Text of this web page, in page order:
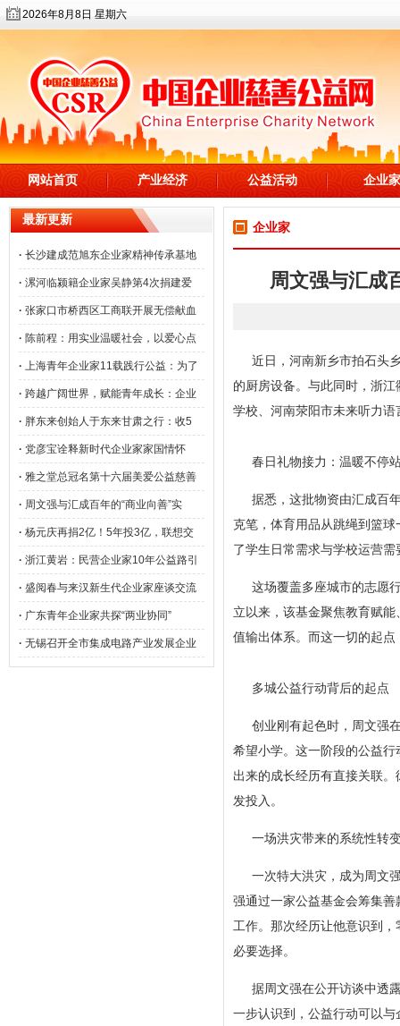
2026年8月8日 星期六
网站首页 产业经济 公益活动 企业家
最新更新
· 长沙建成范旭东企业家精神传承基地
· 漯河临颍籍企业家吴静第4次捐建爱
· 张家口市桥西区工商联开展无偿献血
· 陈前程：用实业温暖社会，以爱心点
· 上海青年企业家11载践行公益：为了
· 跨越广阔世界，赋能青年成长：企业
· 胖东来创始人于东来甘肃之行：收5
· 党彦宝诠释新时代企业家家国情怀
· 雅之堂总冠名第十六届美爱公益慈善
· 周文强与汇成百年的“商业向善”实
· 杨元庆再捐2亿！5年投3亿，联想交
· 浙江黄岩：民营企业家10年公益路引
· 盛阅春与来汉新生代企业家座谈交流
· 广东青年企业家共探“两业协同”
· 无锡召开全市集成电路产业发展企业
企业家
周文强与汇成
近日，河南新乡市拍石头
的厨房设备。与此同时，浙
学校、河南荥阳市未来听力
春日礼物接力：温暖不停
据悉，这批物资由汇成百
克笔，体育用品从跳绳到篮
了学生日常需求与学校运营需
这场覆盖多座城市的志愿
立以来，该基金聚焦教育赋
值输出体系。而这一切的起
多城公益行动背后的起点
创业刚有起色时，周文强
希望小学。这一阶段的公益
出来的成长经历有直接关联
发投入。
一场洪灾带来的系统性转
一次特大洪灾，成为周文
强通过一家公益基金会筹集
工作。那次经历让他意识到
必要选择。
据周文强在公开访谈中透
一步认识到，公益行动可以